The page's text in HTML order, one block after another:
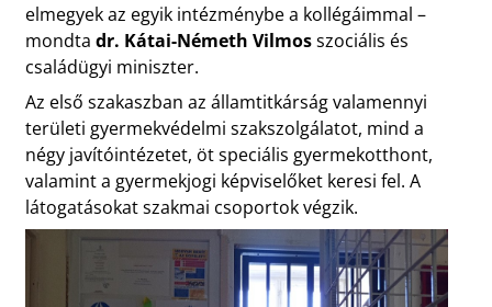
elmegyek az egyik intézménybe a kollégáimmal –
mondta dr. Kátai-Németh Vilmosszociális és
családügyi miniszter.
Az első szakaszban az államtitkárság valamennyi
területi gyermekvédelmi szakszolgálatot, mind a
négy javítóintézetet, öt speciális gyermekotthont,
valamint a gyermekjogi képviselőket keresi fel. A
látogatásokat szakmai csoportok végzik.